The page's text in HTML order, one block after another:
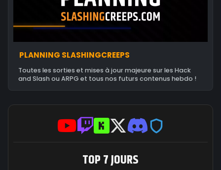
PLANNING SLASHINGCREEPS
Toutes les sorties et mises à jour majeure sur les Hack
and Slash ou ARPG et tous nos futurs contenus hebdo !
TOP 7 JOURS